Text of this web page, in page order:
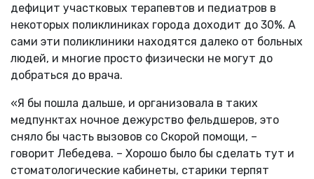
дефицит участковых терапевтов и педиатров в
некоторых поликлиниках города доходит до 30%. А
сами эти поликлиники находятся далеко от больных
людей, и многие просто физически не могут до
добраться до врача.
«Я бы пошла дальше, и организовала в таких
медпунктах ночное дежурство фельдшеров, это
сняло бы часть вызовов со Скорой помощи, –
говорит Лебедева. – Хорошо было бы сделать тут и
стоматологические кабинеты, старики терпят